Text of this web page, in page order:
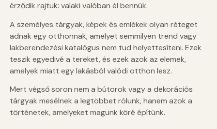
érződik rajtuk: valaki valóban él bennük.
A személyes tárgyak, képek és emlékek olyan réteget
adnak egy otthonnak, amelyet semmilyen trend vagy
lakberendezési katalógus nem tud helyettesíteni. Ezek
teszik egyedivé a tereket, és ezek azok az elemek,
amelyek miatt egy lakásból valódi otthon lesz.
Mert végső soron nem a bútorok vagy a dekorációs
tárgyak mesélnek a legtöbbet rólunk, hanem azok a
történetek, amelyeket magunk köré építünk.